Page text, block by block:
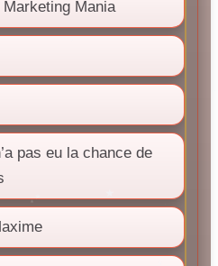
Mania
pas eu la chance de